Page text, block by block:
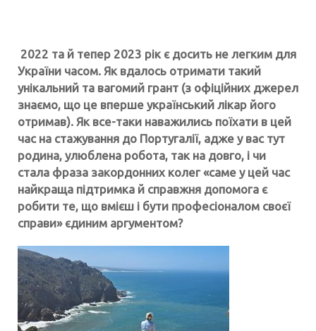
2022 та й тепер 2023 рік є досить не легким для
України часом. Як вдалось отримати такий
унікальний та вагомий грант (з офіційних джерел
знаємо, що це вперше український лікар його
отримав). Як все-таки наважились поїхати в цей
час на стажування до Португалії, адже у вас тут
родина, улюблена робота, так на довго, і чи
стала фраза закордонних колег «саме у цей час
найкраща підтримка й справжня допомога є
робити те, що вмієш і бути професіоналом своєї
справи» єдиним аргументом?